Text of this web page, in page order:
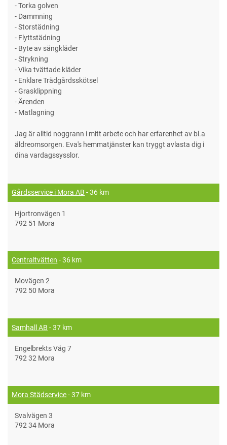
- Torka golven
- Dammning
- Storstädning
- Flyttstädning
- Byte av sängkläder
- Strykning
- Vika tvättade kläder
- Enklare Trädgårdsskötsel
- Grasklippning
- Ärenden
- Matlagning
Jag är alltid noggrann i mitt arbete och har erfarenhet av bl.a
äldreomsorgen. Eva's hemmatjänster kan tryggt avlasta dig i
dina vardagssysslor.
Gårdsservice i Mora AB - 36 km
Hjortronvägen 1
792 51 Mora
Centraltvätten - 36 km
Movägen 2
792 50 Mora
Samhall AB - 37 km
Engelbrekts Väg 7
792 32 Mora
Mora Städservice- 37 km
Svalvägen 3
792 34 Mora